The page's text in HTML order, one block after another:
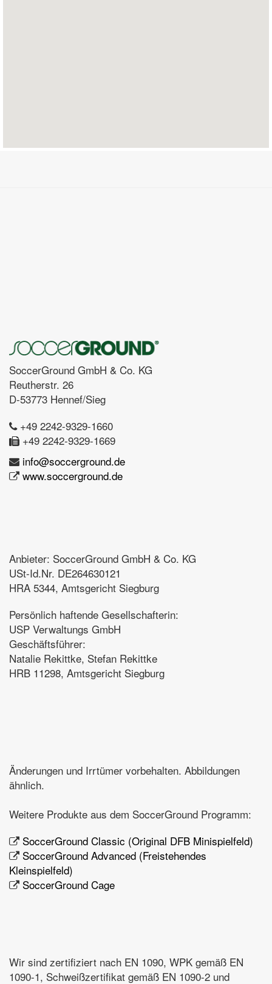
SoccerGround GmbH & Co. KG
Reutherstr. 26
D-53773 Hennef/Sieg
+49 2242-9329-1660
+49 2242-9329-1669
info@soccerground.de
www.soccerground.de
Anbieter: SoccerGround GmbH & Co. KG
USt-Id.Nr. DE264630121
HRA 5344, Amtsgericht Siegburg
Persönlich haftende Gesellschafterin:
USP Verwaltungs GmbH
Geschäftsführer:
Natalie Rekittke, Stefan Rekittke
HRB 11298, Amtsgericht Siegburg
Änderungen und Irrtümer vorbehalten. Abbildungen
ähnlich.
Weitere Produkte aus dem SoccerGround Programm:
SoccerGround Classic (Original DFB Minispielfeld)
SoccerGround Advanced (Freistehendes
Kleinspielfeld)
SoccerGround Cage
Wir sind zertifiziert nach EN 1090, WPK gemäß EN
1090-1, Schweißzertifikat gemäß EN 1090-2 und